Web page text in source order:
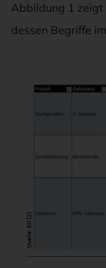
Abbildung 1 zeigt
dessen Begriffe